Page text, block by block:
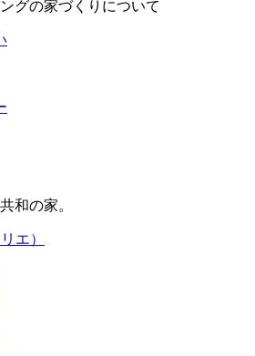
グの家づくりについて
和の家。
エ）